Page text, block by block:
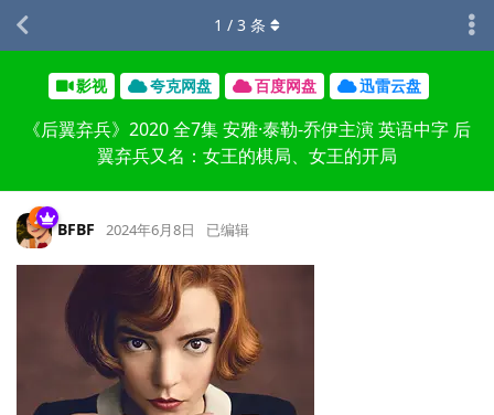
影视 夸克网盘 百度网盘 迅雷云盘
《后翼弃兵》2020 全7集 安雅·泰勒-乔伊主演 英语中字 后
翼弃兵又名：女王的棋局、女王的开局
1 / 3 条
BFBF 2024年6月8日 已编辑